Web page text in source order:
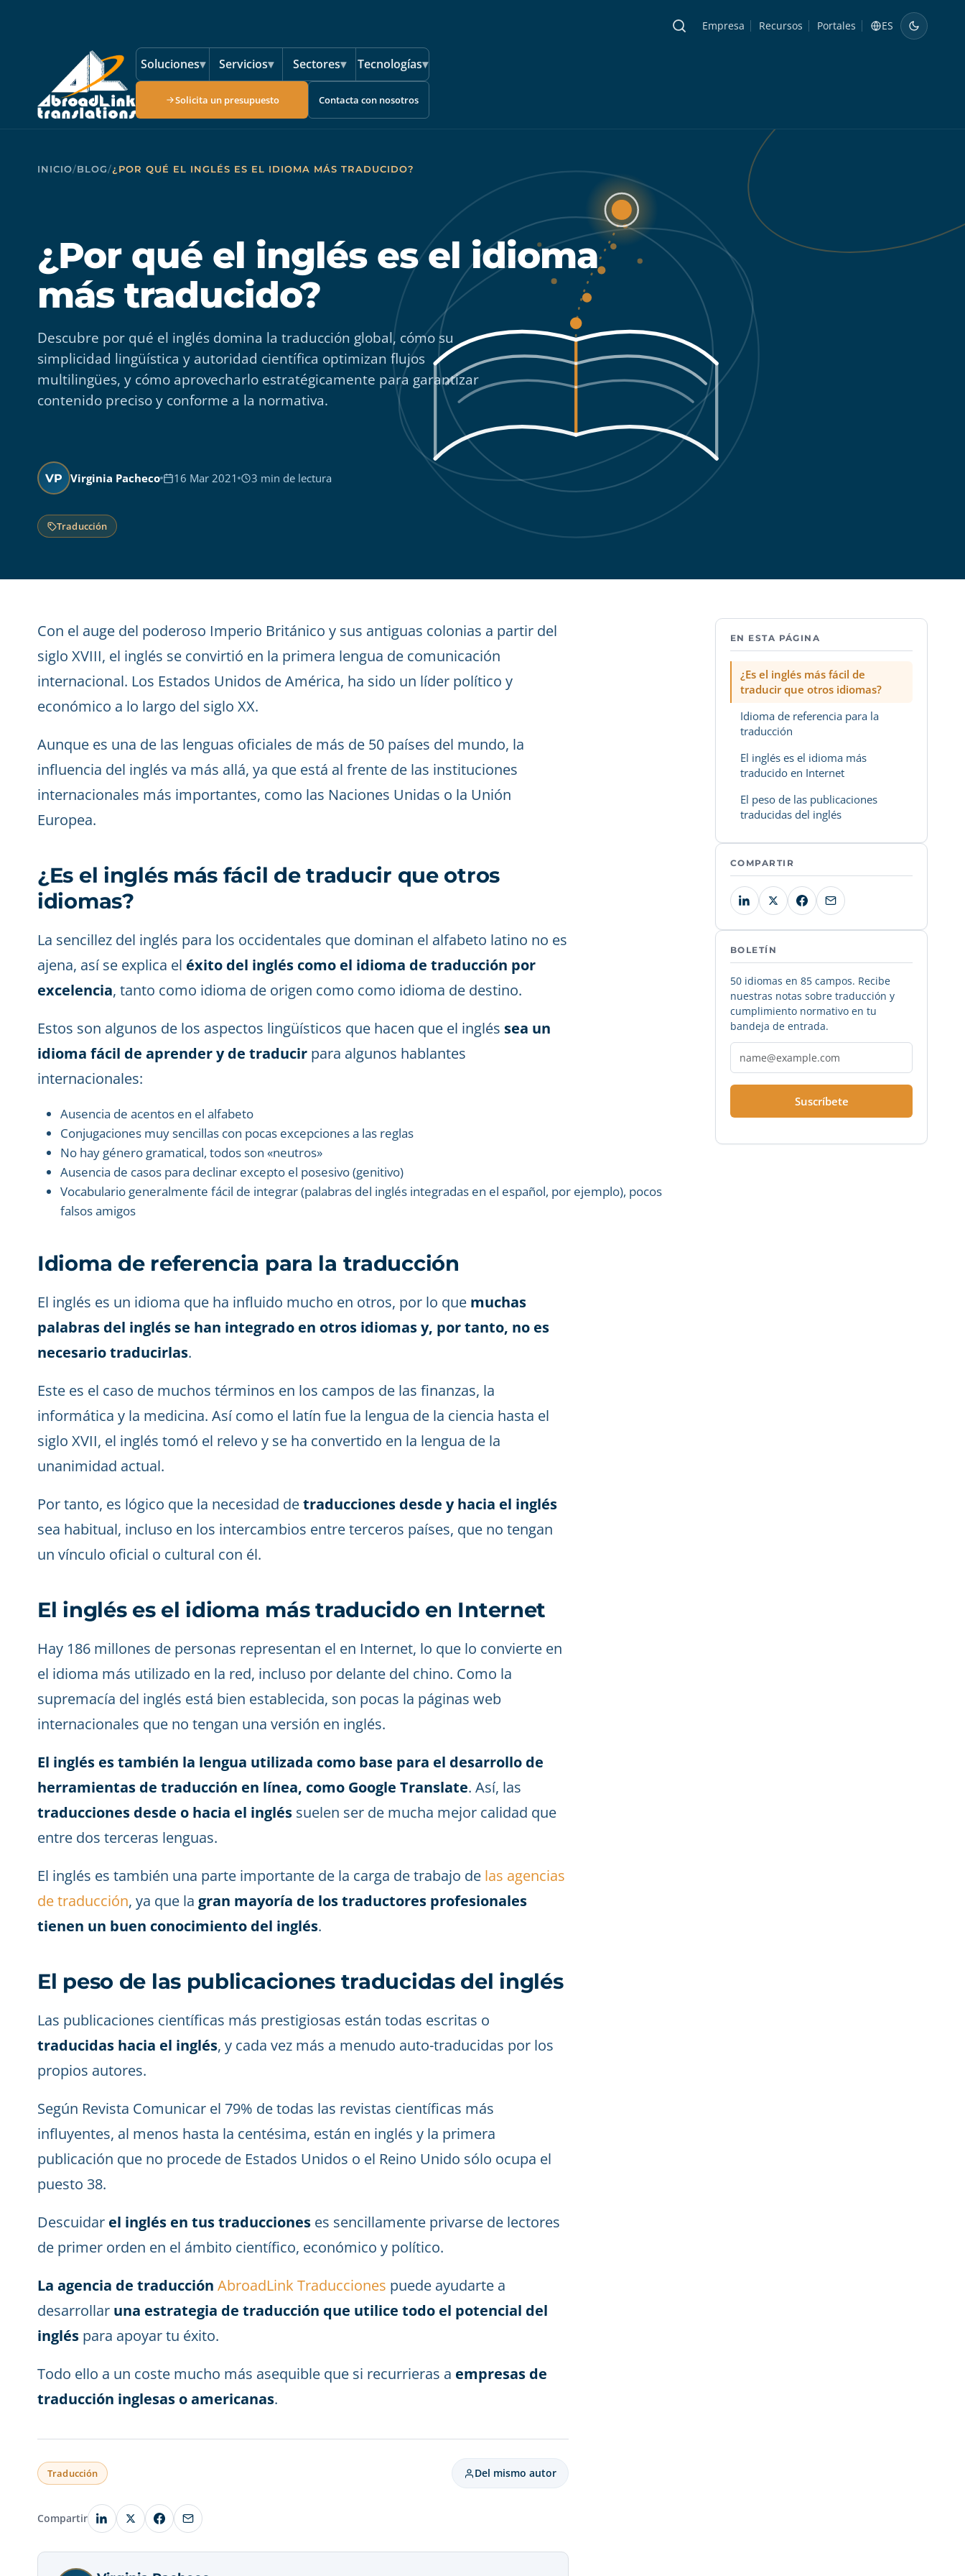
Empresa Recursos Portales ES
Soluciones▾ Servicios▾ Sectores▾ Tecnologías▾
Solicita un presupuesto Contacta con nosotros
INICIO/BLOG/¿POR QUÉ EL INGLÉS ES EL IDIOMA MÁS TRADUCIDO?
¿Por qué el inglés es el idioma
más traducido?
Descubre por qué el inglés domina la traducción global, cómo su
simplicidad lingüística y autoridad científica optimizan flujos
multilingües, y cómo aprovecharlo estratégicamente para garantizar
contenido preciso y conforme a la normativa.
VP Virginia Pacheco 16 Mar 2021 3 min de lectura
Traducción
Con el auge del poderoso Imperio Británico y sus antiguas colonias a partir del
siglo XVIII, el inglés se convirtió en la primera lengua de comunicación
internacional. Los Estados Unidos de América, ha sido un líder político y
económico a lo largo del siglo XX.
Aunque es una de las lenguas oficiales de más de 50 países del mundo, la
influencia del inglés va más allá, ya que está al frente de las instituciones
internacionales más importantes, como las Naciones Unidas o la Unión
Europea.
¿Es el inglés más fácil de traducir que otros
idiomas?
La sencillez del inglés para los occidentales que dominan el alfabeto latino no es
ajena, así se explica el éxito del inglés como el idioma de traducción por
excelencia, tanto como idioma de origen como como idioma de destino.
Estos son algunos de los aspectos lingüísticos que hacen que el inglés sea un
idioma fácil de aprender y de traducir para algunos hablantes
internacionales:
Ausencia de acentos en el alfabeto
Conjugaciones muy sencillas con pocas excepciones a las reglas
No hay género gramatical, todos son «neutros»
Ausencia de casos para declinar excepto el posesivo (genitivo)
Vocabulario generalmente fácil de integrar (palabras del inglés integradas en el español, por ejemplo), pocos
falsos amigos
Idioma de referencia para la traducción
El inglés es un idioma que ha influido mucho en otros, por lo que muchas
palabras del inglés se han integrado en otros idiomas y, por tanto, no es
necesario traducirlas.
Este es el caso de muchos términos en los campos de las finanzas, la
informática y la medicina. Así como el latín fue la lengua de la ciencia hasta el
siglo XVII, el inglés tomó el relevo y se ha convertido en la lengua de la
unanimidad actual.
Por tanto, es lógico que la necesidad detraducciones desde y hacia el inglés
sea habitual, incluso en los intercambios entre terceros países, que no tengan
un vínculo oficial o cultural con él.
El inglés es el idioma más traducido en Internet
Hay 186 millones de personas representan el en Internet, lo que lo convierte en
el idioma más utilizado en la red, incluso por delante del chino. Como la
supremacía del inglés está bien establecida, son pocas la páginas web
internacionales que no tengan una versión en inglés.
El inglés es también la lengua utilizada como base para el desarrollo de
herramientas de traducción en línea, como Google Translate. Así, las
traducciones desde o hacia el inglés suelen ser de mucha mejor calidad que
entre dos terceras lenguas.
El inglés es también una parte importante de la carga de trabajo de las agencias
de traducción, ya que la gran mayoría de los traductores profesionales
tienen un buen conocimiento del inglés.
El peso de las publicaciones traducidas del inglés
Las publicaciones científicas más prestigiosas están todas escritas o
traducidas hacia el inglés, y cada vez más a menudo auto-traducidas por los
propios autores.
Según Revista Comunicar el 79% de todas las revistas científicas más
influyentes, al menos hasta la centésima, están en inglés y la primera
publicación que no procede de Estados Unidos o el Reino Unido sólo ocupa el
puesto 38.
Descuidar el inglés en tus traducciones es sencillamente privarse de lectores
de primer orden en el ámbito científico, económico y político.
La agencia de traducción AbroadLink Traducciones puede ayudarte a
desarrollar una estrategia de traducción que utilice todo el potencial del
inglés para apoyar tu éxito.
Todo ello a un coste mucho más asequible que si recurrieras a empresas de
traducción inglesas o americanas.
Traducción Del mismo autor
Compartir
EN ESTA PÁGINA
¿Es el inglés más fácil de
traducir que otros idiomas?
Idioma de referencia para la
traducción
El inglés es el idioma más
traducido en Internet
El peso de las publicaciones
traducidas del inglés
COMPARTIR
BOLETÍN
50 idiomas en 85 campos. Recibe
nuestras notas sobre traducción y
cumplimiento normativo en tu
bandeja de entrada.
Suscríbete